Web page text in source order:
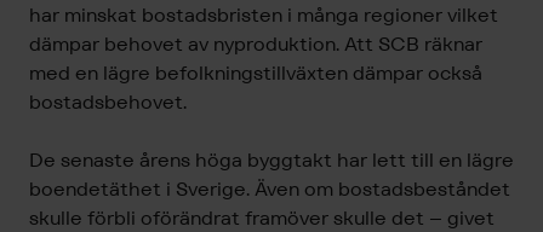
har minskat bostadsbristen i många regioner vilket
dämpar behovet av nyproduktion. Att SCB räknar
med en lägre befolkningstillväxten dämpar också
bostadsbehovet.
De senaste årens höga byggtakt har lett till en lägre
boendetäthet i Sverige. Även om bostadsbeståndet
skulle förbli oförändrat framöver skulle det – givet